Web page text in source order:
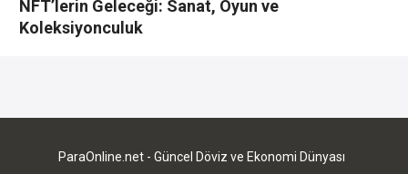
NFT’lerin Geleceği: Sanat, Oyun ve
Koleksiyonculuk
ParaOnline.net - Güncel Döviz ve Ekonomi Dünyası